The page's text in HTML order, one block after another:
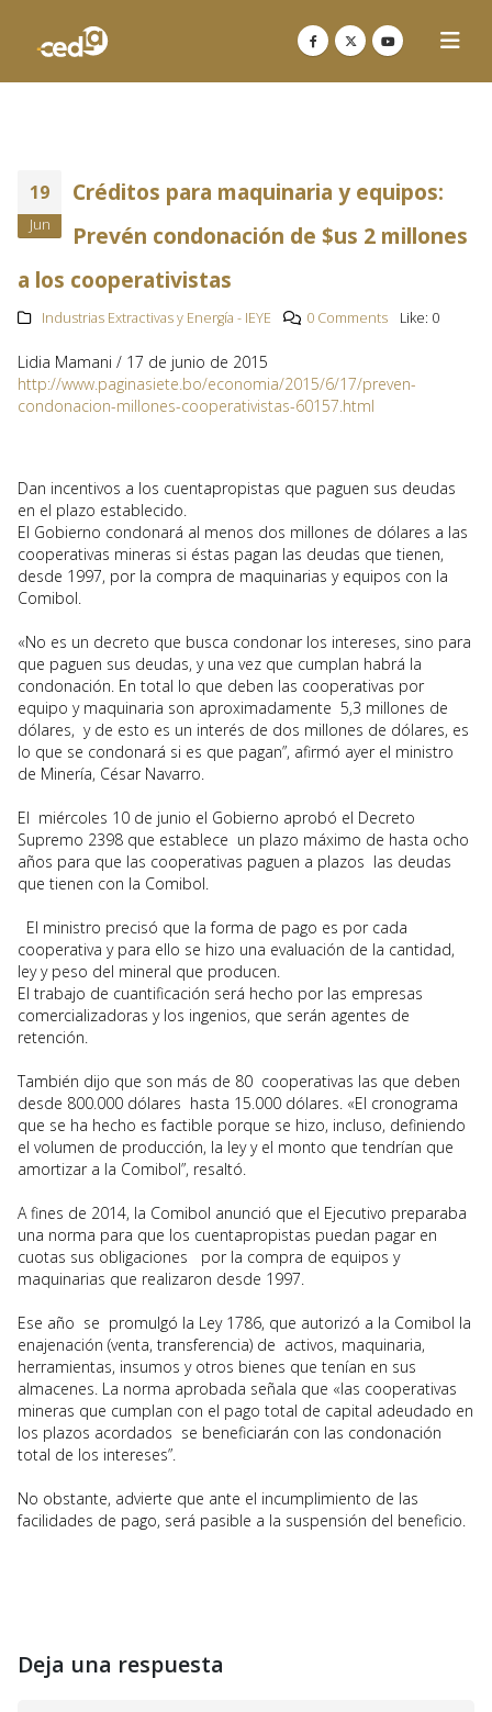
19
Jun
Créditos para maquinaria y equipos:
Prevén condonación de $us 2 millones
a los cooperativistas
Industrias Extractivas y Energía - IEYE 0 Comments Like: 0
Lidia Mamani / 17 de junio de 2015
http://www.paginasiete.bo/economia/2015/6/17/preven-
condonacion-millones-cooperativistas-60157.html
Dan incentivos a los cuentapropistas que paguen sus deudas
en el plazo establecido.
El Gobierno condonará al menos dos millones de dólares a las
cooperativas mineras si éstas pagan las deudas que tienen,
desde 1997, por la compra de maquinarias y equipos con la
Comibol.
«No es un decreto que busca condonar los intereses, sino para
que paguen sus deudas, y una vez que cumplan habrá la
condonación. En total lo que deben las cooperativas por
equipo y maquinaria son aproximadamente 5,3 millones de
dólares, y de esto es un interés de dos millones de dólares, es
lo que se condonará si es que pagan”, afirmó ayer el ministro
de Minería, César Navarro.
El miércoles 10 de junio el Gobierno aprobó el Decreto
Supremo 2398 que establece un plazo máximo de hasta ocho
años para que las cooperativas paguen a plazos las deudas
que tienen con la Comibol.
El ministro precisó que la forma de pago es por cada
cooperativa y para ello se hizo una evaluación de la cantidad,
ley y peso del mineral que producen.
El trabajo de cuantificación será hecho por las empresas
comercializadoras y los ingenios, que serán agentes de
retención.
También dijo que son más de 80 cooperativas las que deben
desde 800.000 dólares hasta 15.000 dólares. «El cronograma
que se ha hecho es factible porque se hizo, incluso, definiendo
el volumen de producción, la ley y el monto que tendrían que
amortizar a la Comibol”, resaltó.
A fines de 2014, la Comibol anunció que el Ejecutivo preparaba
una norma para que los cuentapropistas puedan pagar en
cuotas sus obligaciones por la compra de equipos y
maquinarias que realizaron desde 1997.
Ese año se promulgó la Ley 1786, que autorizó a la Comibol la
enajenación (venta, transferencia) de activos, maquinaria,
herramientas, insumos y otros bienes que tenían en sus
almacenes. La norma aprobada señala que «las cooperativas
mineras que cumplan con el pago total de capital adeudado en
los plazos acordados se beneficiarán con las condonación
total de los intereses”.
No obstante, advierte que ante el incumplimiento de las
facilidades de pago, será pasible a la suspensión del beneficio.
Deja una respuesta